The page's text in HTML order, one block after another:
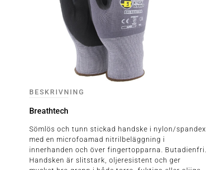
BESKRIVNING
Breathtech
Sömlös och tunn stickad handske i nylon/spandex
med en microfoamad nitrilbeläggning i
innerhanden och över fingertopparna. Butadienfri.
Handsken är slitstark, oljeresistent och ger